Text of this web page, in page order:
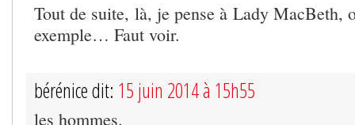
Tout de suite, là, je pense à Lady MacBeth,
exemple… Faut voir.
bérénice dit: 15 juin 2014 à 15h55
les hommes.